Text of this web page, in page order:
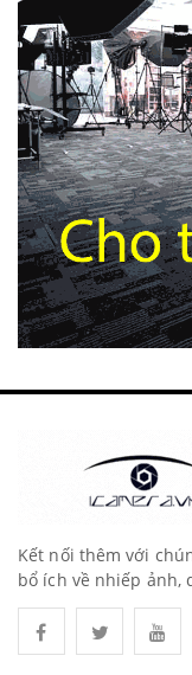
Kết nối thêm với
bổ ích về nhiếp ảnh,